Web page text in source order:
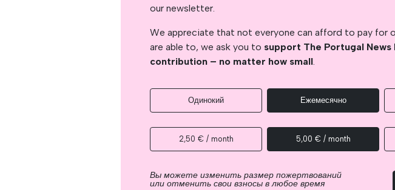
our newsletter.
We appreciate that not everyone can afford to pay for
are able to, we ask you to support The Portugal News
contribution – no matter how small.
Одинокий Ежемесячно
2,50 € / month 5,00 € / month
Вы можете изменить размер пожертвований
или отменить свои взносы в любое время